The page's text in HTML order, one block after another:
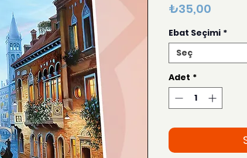
₺35,00
Ebat Seçimi *
Seç
Adet *